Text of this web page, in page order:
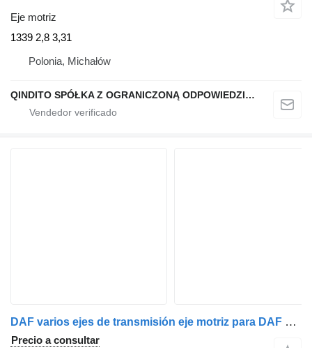
Eje motriz
1339 2,8 3,31
Polonia, Michałów
QINDITO SPÓŁKA Z OGRANICZONĄ ODPOWIEDZIALNOŚCIĄ
DAF varios ejes de transmisión eje motriz para DAF camión
Precio a consultar